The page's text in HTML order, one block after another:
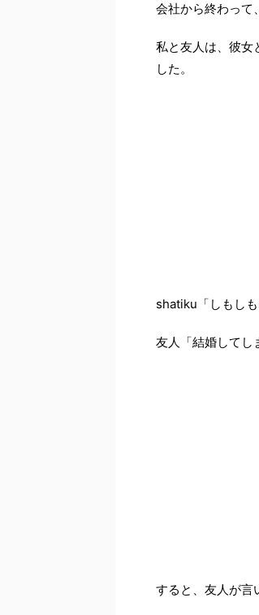
会社から終わって
私と友人は、彼女
した。
shatiku「しもし
友人「結婚してし
すると、友人が言